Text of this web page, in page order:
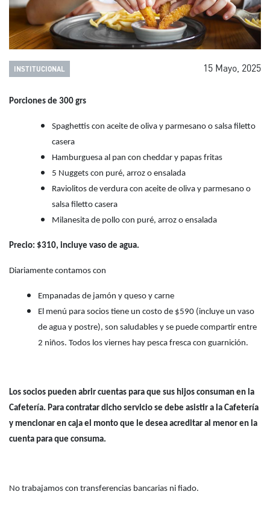
INSTITUCIONAL 15 Mayo, 2025
Porciones de 300 grs
Spaghettis con aceite de oliva y parmesano o salsa filetto
casera
Hamburguesa al pan con cheddar y papas fritas
5 Nuggets con puré, arroz o ensalada
Raviolitos de verdura con aceite de oliva y parmesano o
salsa filetto casera
Milanesita de pollo con puré, arroz o ensalada
Precio: $310, incluye vaso de agua.
Diariamente contamos con
Empanadas de jamón y queso y carne
El menú para socios tiene un costo de $590 (incluye un vaso
de agua y postre), son saludables y se puede compartir entre
2 niños. Todos los viernes hay pesca fresca con guarnición.
Los socios pueden abrir cuentas para que sus hijos consuman en la
Cafetería. Para contratar dicho servicio se debe asistir a la Cafetería
y mencionar en caja el monto que le desea acreditar al menor en la
cuenta para que consuma.
No trabajamos con transferencias bancarias ni fiado.